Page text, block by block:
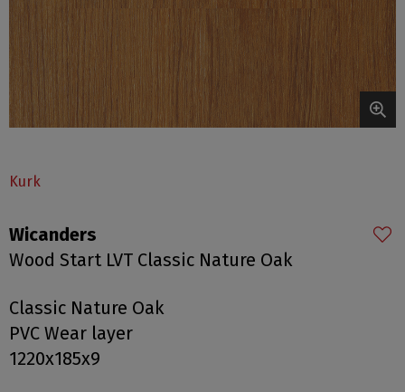
Kurk
Wicanders
Wood Start LVT Classic Nature Oak
Classic Nature Oak
PVC Wear layer
1220x185x9